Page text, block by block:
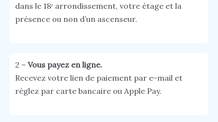
dans le 18ᵉ arrondissement, votre étage et la
présence ou non d’un ascenseur.
2 – Vous payez en ligne.
Recevez votre lien de paiement par e-mail et
réglez par carte bancaire ou Apple Pay.